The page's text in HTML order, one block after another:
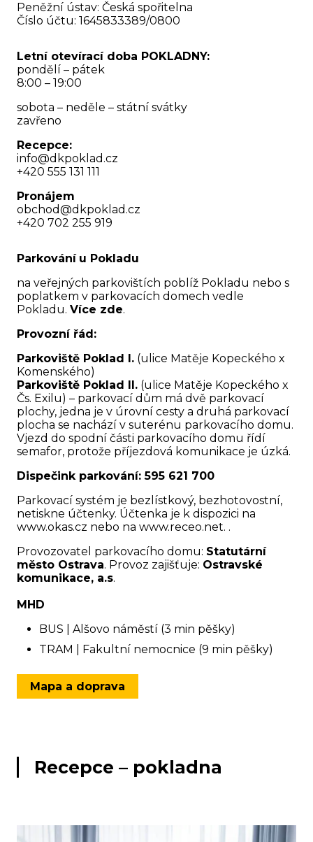
Peněžní ústav: Česká spořitelna
Číslo účtu: 1645833389/0800
Letní otevírací doba POKLADNY:
pondělí – pátek
8:00 – 19:00
sobota – neděle – státní svátky
zavřeno
Recepce:
info@dkpoklad.cz
+420 555 131 111
Pronájem
obchod@dkpoklad.cz
+420 702 255 919
Parkování u Pokladu
na veřejných parkovištích poblíž Pokladu nebo s
poplatkem v parkovacích domech vedle
Pokladu. Více zde.
Provozní řád:
Parkoviště Poklad I. (ulice Matěje Kopeckého x
Komenského)
Parkoviště Poklad II. (ulice Matěje Kopeckého x
Čs. Exilu) – parkovací dům má dvě parkovací
plochy, jedna je v úrovní cesty a druhá parkovací
plocha se nachází v suterénu parkovacího domu.
Vjezd do spodní části parkovacího domu řídí
semafor, protože příjezdová komunikace je úzká.
Dispečink parkování: 595 621 700
Parkovací systém je bezlístkový, bezhotovostní,
netiskne účtenky. Účtenka je k dispozici na
www.okas.cz nebo na www.receo.net. .
Provozovatel parkovacího domu: Statutární
město Ostrava. Provoz zajišťuje: Ostravské
komunikace, a.s.
MHD
BUS | Alšovo náměstí (3 min pěšky)
TRAM | Fakultní nemocnice (9 min pěšky)
Mapa a doprava
Recepce – pokladna